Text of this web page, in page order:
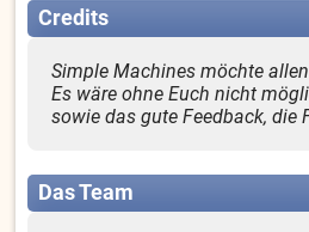
Credits
Simple Machines möchte
Es wäre ohne Euch nicht
sowie das gute Feedback, die
Das Team